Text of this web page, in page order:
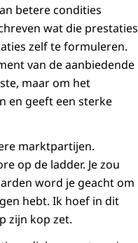
betere condities
wat die prestaties
zelf te formuleren.
van de aanbiedende
maar om het
en geeft een sterke
marktpartijen.
op de ladder. Je zou
word je geacht om
hebt. Ik hoef in dit
zijn kop zet.